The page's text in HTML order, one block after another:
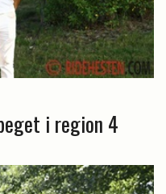
i region 4